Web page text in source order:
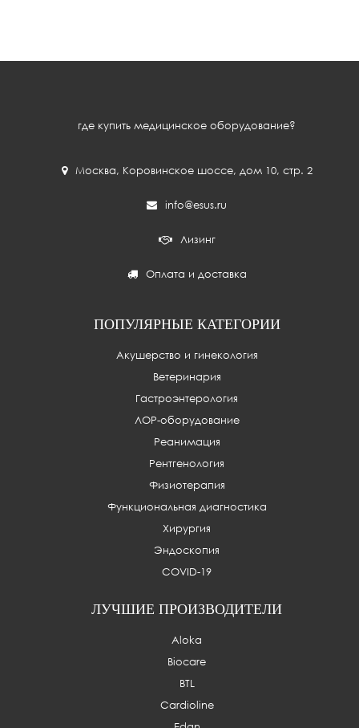
где купить медицинское оборудование?
Москва, Коровинское шоссе, дом 10, стр. 2
info@esus.ru
Лизинг
Оплата и доставка
ПОПУЛЯРНЫЕ КАТЕГОРИИ
Акушерство и гинекология
Ветеринария
Гастроэнтерология
ЛОР-оборудование
Реанимация
Рентгенология
Физиотерапия
Функциональная диагностика
Хирургия
Эндоскопия
COVID-19
ЛУЧШИЕ ПРОИЗВОДИТЕЛИ
Aloka
Biocare
BTL
Cardioline